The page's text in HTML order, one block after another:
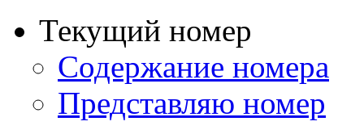
Текущий номер
Содержание номера
Представляю номер